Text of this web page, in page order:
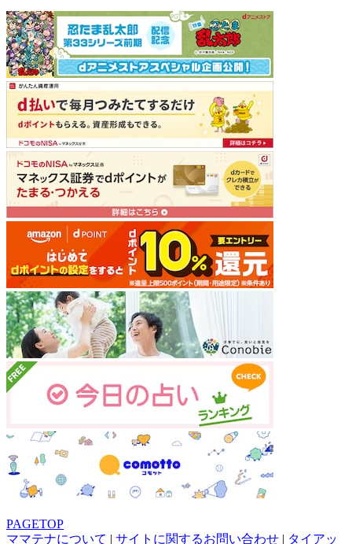
PAGETOP
ママテナについて | サイトに関するお問い合わせ | タイアッ